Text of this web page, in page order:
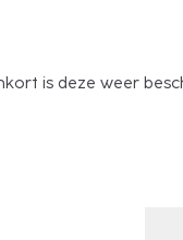
is deze weer